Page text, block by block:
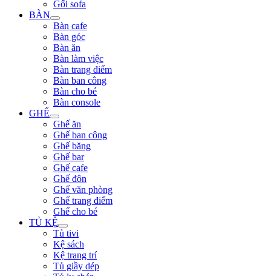
Gối sofa
BÀN
Bàn cafe
Bàn góc
Bàn ăn
Bàn làm việc
Bàn trang điểm
Bàn ban công
Bàn cho bé
Bàn console
GHẾ
Ghế ăn
Ghế ban công
Ghế băng
Ghế bar
Ghế cafe
Ghế đôn
Ghế văn phòng
Ghế trang điểm
Ghế cho bé
TỦ KỆ
Tủ tivi
Kệ sách
Kệ trang trí
Tủ giầy dép